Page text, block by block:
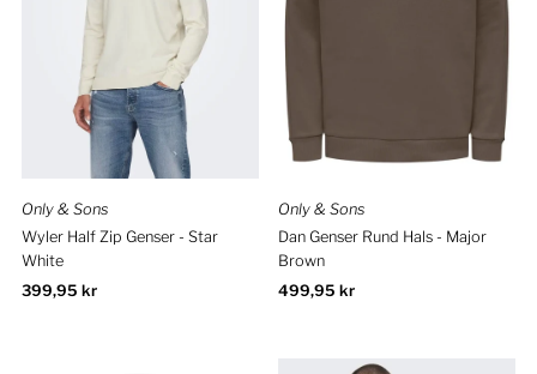
Only & Sons
Wyler Half Zip Genser - Star
White
Ordinær
399,95 kr
Only & Sons
Dan Genser Rund Hals - Major
Brown
Ordinær
499,95 kr